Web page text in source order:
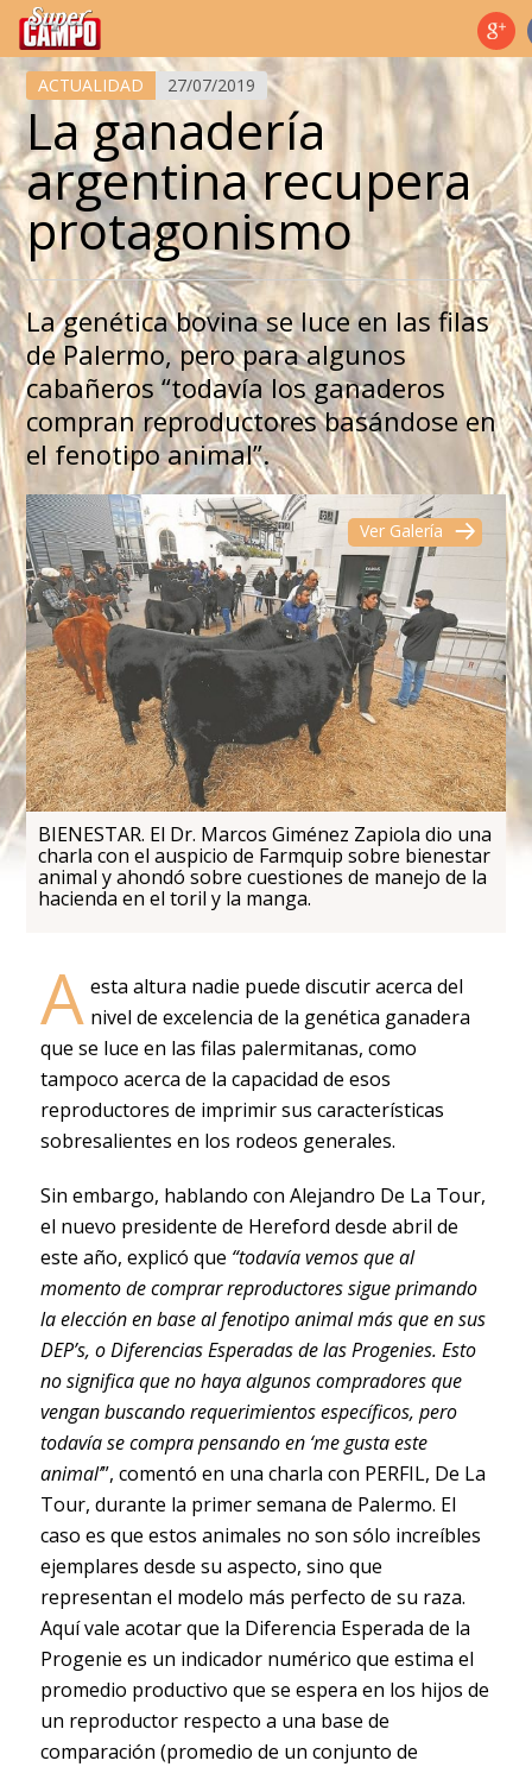
Temas de hoy
ACTUALIDAD 27/07/2019
La ganadería
argentina recupera
protagonismo
La genética bovina se luce en las filas
de Palermo, pero para algunos
cabañeros “todavía los ganaderos
compran reproductores basándose en
el fenotipo animal”.
Ver Galería
BIENESTAR. El Dr. Marcos Giménez Zapiola dio una
charla con el auspicio de Farmquip sobre bienestar
animal y ahondó sobre cuestiones de manejo de la
hacienda en el toril y la manga.
A esta altura nadie puede discutir acerca del
nivel de excelencia de la genética ganadera
que se luce en las filas palermitanas, como
tampoco acerca de la capacidad de esos
reproductores de imprimir sus características
sobresalientes en los rodeos generales.
Sin embargo, hablando con Alejandro De La Tour,
el nuevo presidente de Hereford desde abril de
este año, explicó que “todavía vemos que al
momento de comprar reproductores sigue primando
la elección en base al fenotipo animal más que en sus
DEP’s, o Diferencias Esperadas de las Progenies. Esto
no significa que no haya algunos compradores que
vengan buscando requerimientos específicos, pero
todavía se compra pensando en ‘me gusta este
animal’”, comentó en una charla con PERFIL, De La
Tour, durante la primer semana de Palermo. El
caso es que estos animales no son sólo increíbles
ejemplares desde su aspecto, sino que
representan el modelo más perfecto de su raza.
Aquí vale acotar que la Diferencia Esperada de la
Progenie es un indicador numérico que estima el
promedio productivo que se espera en los hijos de
un reproductor respecto a una base de
comparación (promedio de un conjunto de